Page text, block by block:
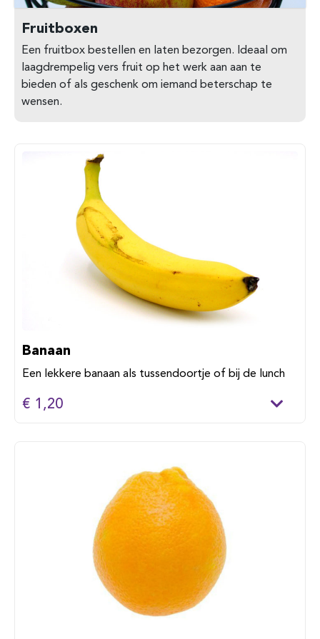
Fruitboxen
Een fruitbox bestellen en laten bezorgen. Ideaal om
laagdrempelig vers fruit op het werk aan aan te
bieden of als geschenk om iemand beterschap te
wensen.
Banaan
Een lekkere banaan als tussendoortje of bij de lunch
€ 1,20